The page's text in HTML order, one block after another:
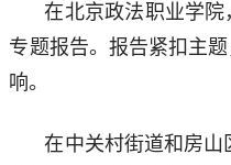
在北京政法职业学
专题报告。报告紧扣主
响。
在中关村街道和房